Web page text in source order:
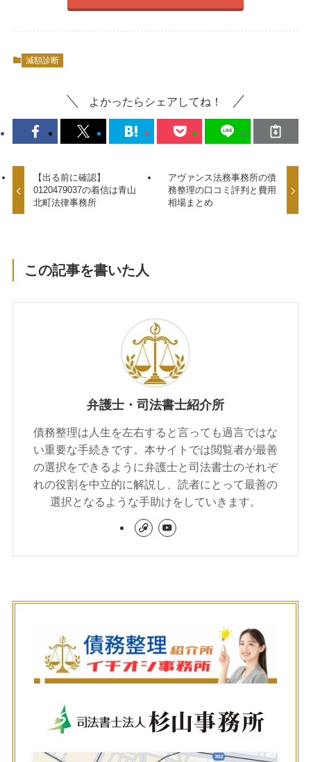
減額診断
よかったらシェアしてね！
【出る前に確認】
0120479037の着信は青山
北町法律事務所
アヴァンス法務事務所の債
務整理の口コミ評判と費用
相場まとめ
この記事を書いた人
弁護士・司法書士紹介所
債務整理は人生を左右すると言っても過言ではな
い重要な手続きです。本サイトでは閲覧者が最善
の選択をできるように弁護士と司法書士のそれぞ
れの役割を中立的に解説し、読者にとって最善の
選択となるような手助けをしていきます。